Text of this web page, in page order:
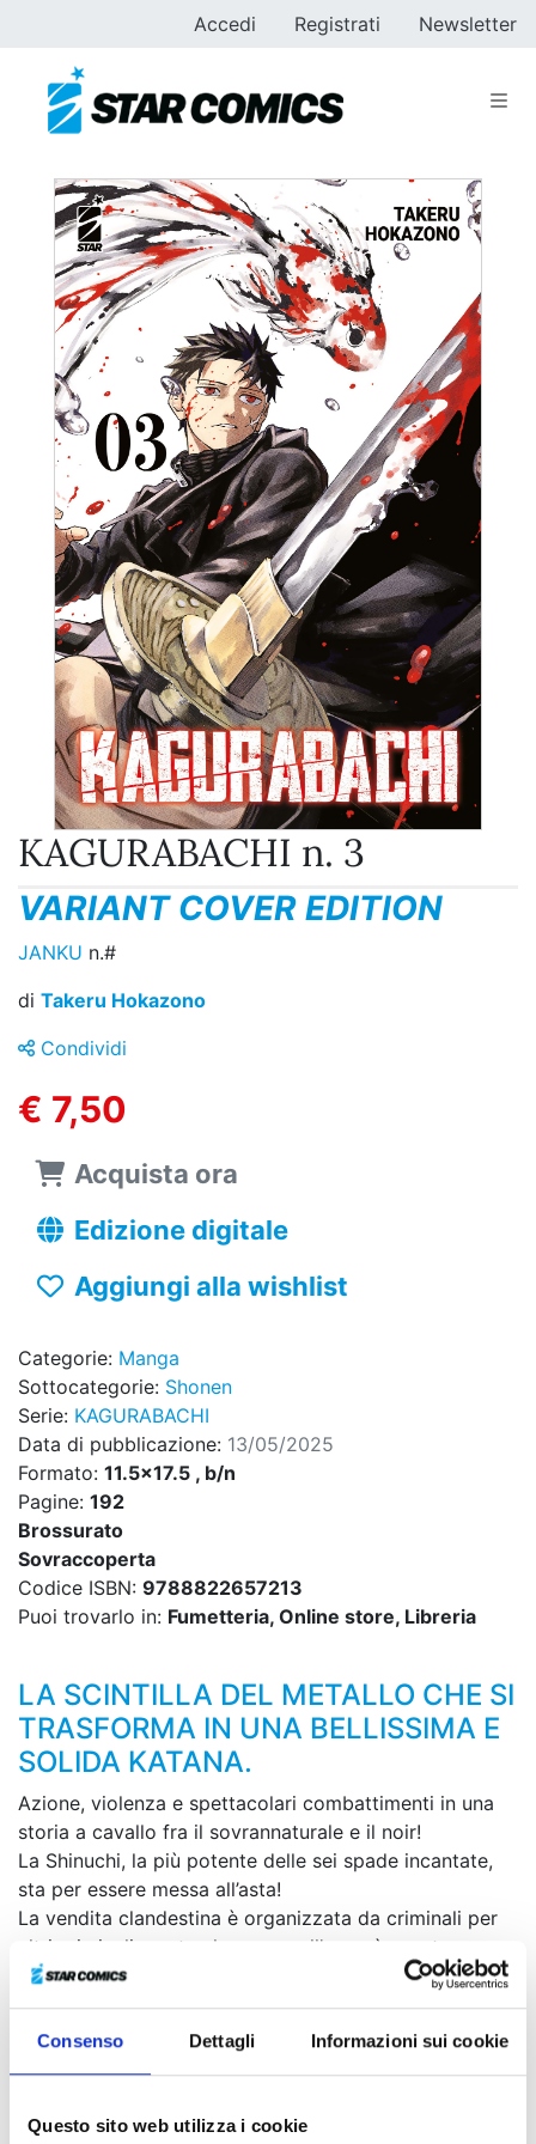
Consenso Dettagli Informazioni sui cookie
Questo sito web utilizza i cookie
Accedi Registrati Newsletter
KAGURABACHI n. 3
VARIANT COVER EDITION
JANKU n.#
di Takeru Hokazono
Condividi
€ 7,50
Acquista ora
Edizione digitale
Aggiungi alla wishlist
Categorie: Manga
Sottocategorie: Shonen
Serie: KAGURABACHI
Data di pubblicazione: 13/05/2025
Formato: 11.5x17.5 , b/n
Pagine: 192
Brossurato
Sovraccoperta
Codice ISBN: 9788822657213
Puoi trovarlo in: Fumetteria, Online store, Libreria
LA SCINTILLA DEL METALLO CHE SI
TRASFORMA IN UNA BELLISSIMA E
SOLIDA KATANA.
Azione, violenza e spettacolari combattimenti in una
storia a cavallo fra il sovrannaturale e il noir!
La Shinuchi, la più potente delle sei spade incantate,
sta per essere messa all’asta!
La vendita clandestina è organizzata da criminali per
altri criminali, gente che per quell’arma è pronta a
sacrificare la propria vita. Chihiro, tuttavia, non ha
alcuna ragione per temere coloro che si mettono tra
lui e la sua vendetta: li eliminerà tutti!